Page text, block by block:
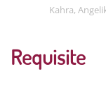
Kahra,
Requisite